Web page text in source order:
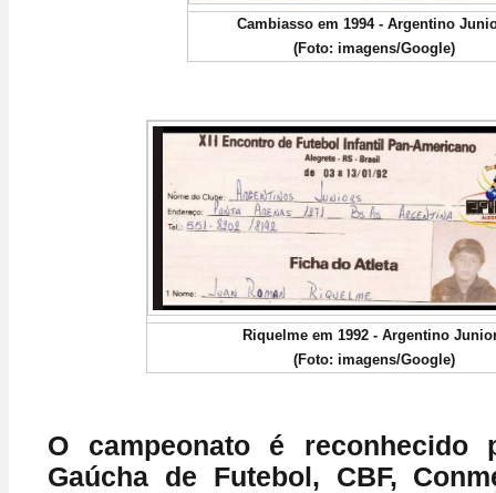
Cambiasso em 1994 - Argentino
(Foto: imagens/Google)
Riquelme em 1992 - Argentino
(Foto: imagens/Google)
O campeonato é reconhecido
Gaúcha de Futebol, CBF,